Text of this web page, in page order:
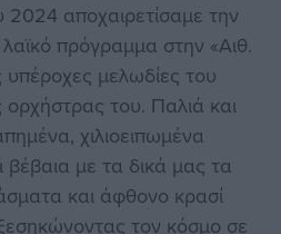
αποχαιρετίσαμε την
πρόγραμμα στην «Αιθ.
μελωδίες του
του. Παλιά και
χιλιοειπωμένα
βέβαια με τα δικά μας τα
και άφθονο κρασί
τον κόσμο σε